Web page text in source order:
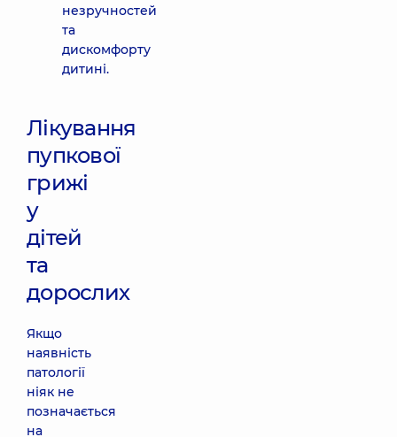
незручностей
та
дискомфорту
дитині.
Лікування
пупкової
грижі
у
дітей
та
дорослих
Якщо
наявність
патології
ніяк не
позначається
на